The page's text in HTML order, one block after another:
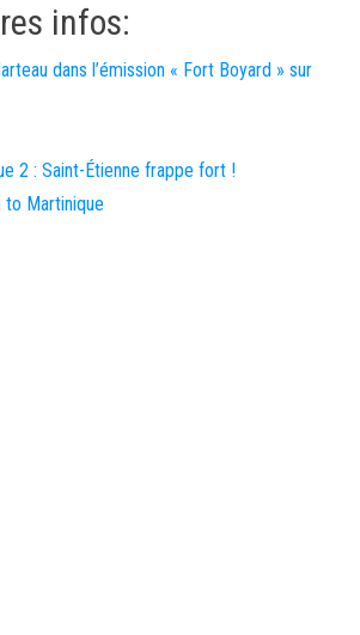
infos:
dans l’émission « Fort Boyard » sur
2 : Saint-Étienne frappe fort !
to Martinique